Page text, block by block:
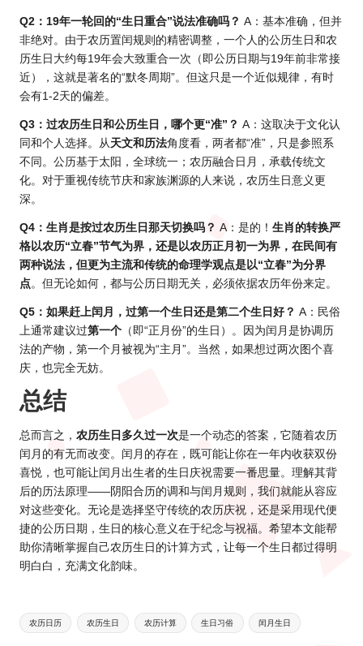
Q2：19年一轮回的“生日重合”说法准确吗？ A：基本准确，但并
非绝对。由于农历置闰规则的精密调整，一个人的公历生日和农
历生日大约每19年会大致重合一次（即公历日期与19年前非常接
近），这就是著名的“默冬周期”。但这只是一个近似规律，有时
会有1-2天的偏差。
Q3：过农历生日和公历生日，哪个更“准”？ A：这取决于文化认
同和个人选择。从 天文和历法角度看，两者都“准”，只是参照系
不同。公历基于太阳，全球统一；农历融合日月，承载传统文
化。对于重视传统节庆和家族渊源的人来说，农历生日意义更
深。
Q4： 生肖是按过农历生日那天切换吗？ A：是的！ 生肖的转换严
格以农历“立春”节气为界，还是以农历正 月初一为界，在民间有
两种说法，但更为主流和传统的命理学观点是以“立春”为分界
点。但无论如何，都与公历日期无关，必须依据农历年份来定。
Q5：如果赶上闰月，过第一个生日还是第二个生日好？ A：民俗
上通常建议过第一个 （即“正月份”的生日）。因为闰月是协调历
法的产物，第一个月被视为“主月”。当然，如果想过两次图个喜
庆，也完全无妨。
总结
总而言之， 农历生日多久过一次是一个动态的答案，它随着农历
闰月的有无而改变。闰月的存在，既可能让你在一年内收获双份
喜悦，也可能让闰月出生者的生日庆祝需要一番思量。理解其背
后的历法原理——阴阳合历的调和与闰月规则，我们就能从容应
对这些变化。无论是选择坚守传统的农历庆祝，还是采用现代便
捷的公历日期，生日的核心意义在于纪念与祝福。希望本文能帮
助你清晰掌握自己农历生日的计算方式，让每一个生日都过得明
明白白，充满文化韵味。
Tags:
农历日历 农历生日 农历计算 生日习俗 闰月生日